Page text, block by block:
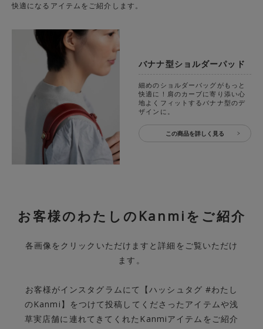
快適になるアイテムをご紹介します。
バナナ型ショルダーパッド
細めのショルダーバッグがもっと
快適に！肩のカーブに寄り添い心
地よくフィットするバナナ型のデ
ザインに。
この商品を詳しく見る
お客様のわたしのKanmiをご紹介
各画像をクリックいただけますと詳細をご覧いただけ
ます。
お客様がインスタグラムにて【ハッシュタグ #わたし
のKanmi】をつけて投稿してくださったアイテムや浅
草実店舗に連れてきてくれたKanmiアイテムをご紹介